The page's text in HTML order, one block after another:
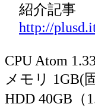
紹介記事
http://
CPU Atom
メモリ 1GB(
HDD 40GB（